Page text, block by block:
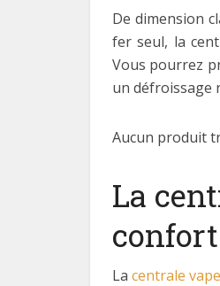
De dimension
fer seul, la
Vous pourrez
un défroissage
Aucun produit
La
Lacentrale